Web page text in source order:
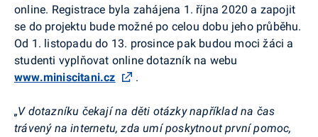
online. Registrace byla zahájena 1. října 2020 a zapojit
se do projektu bude možné po celou dobu jeho průběhu.
Od 1. listopadu do 13. prosince pak budou moci žáci a
studenti vyplňovat online dotazník na webu
www.miniscitani.cz
.
„V dotazníku čekají na děti otázky například na čas
trávený na internetu, zda umí poskytnout první pomoc,